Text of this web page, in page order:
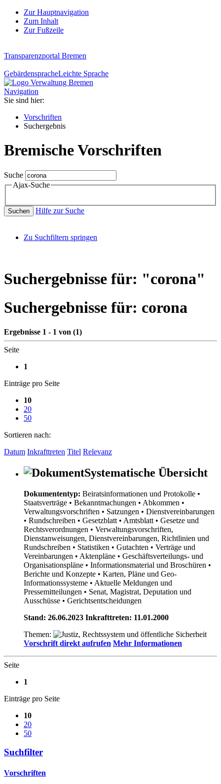
Zur Hauptnavigation
Zum Inhalt
Zur Fußzeile
Transparenzportal Bremen
GebärdenspracheLeichte Sprache
Navigation
Sie sind hier:
Vorschriften
Suchergebnis
Bremische Vorschriften
Suche
Ajax-Suche
Suchen Hilfe zur Suche
Zu Suchfiltern springen
Suchergebnisse für: "corona"
Suchergebnisse für: corona
Ergebnisse 1 - 1 von (1)
Seite
1
Einträge pro Seite
10
20
50
Sortieren nach:
Datum Inkrafttreten Titel Relevanz
Systematische Übersicht
Dokumententyp: Beiratsinformationen und Protokolle •
Staatsverträge • Bekanntmachungen • Abkommen •
Verwaltungsvorschriften • Satzungen • Dienstvereinbarungen
• Rundschreiben • Gesetzblatt • Amtsblatt • Gesetze und
Rechtsverordnungen • Verwaltungsvorschriften,
Dienstanweisungen, Dienstvereinbarungen, Richtlinien und
Rundschreiben • Statistiken • Gutachten • Verträge und
Vereinbarungen • Aktenpläne • Geschäftsverteilungs- und
Organisationspläne • Informationsmaterial und Broschüren •
Berichte und Konzepte • Karten, Pläne und Geo-
Informationssysteme • Aktuelle Meldungen und
Pressemitteilungen • Senat, Magistrat, Deputation und
Ausschüsse • Gerichtsentscheidungen
Stand: 26.06.2023 Inkrafttreten: 11.01.2000
Themen:
Vorschrift direkt aufrufen Mehr Informationen
Seite
1
Einträge pro Seite
10
20
50
Suchfilter
Vorschriften